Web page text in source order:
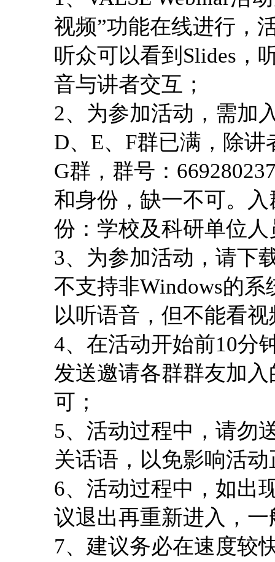
视频”功能在线进行，
听众可以看到Slides，
音与讲者交互；
2、为参加活动，需加
D、E、F群已满，除
G群，群号：
和身份，缺一不可。
份：学校及科研单位
3、为参加活动，请下
不支持非Windows的
以听语音，但不能看视
4、在活动开始前10分
发送邀请各群群友加
可；
5、活动过程中，请勿
关话语，以免影响活
6、活动过程中，如出
议退出再重新进入，
7、建议务必在速度较